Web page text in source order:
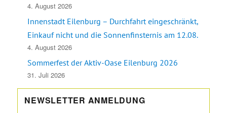
4. August 2026
Innenstadt Eilenburg – Durchfahrt eingeschränkt,
Einkauf nicht und die Sonnenfinsternis am 12.08.
4. August 2026
Sommerfest der Aktiv-Oase Eilenburg 2026
31. Juli 2026
NEWSLETTER ANMELDUNG